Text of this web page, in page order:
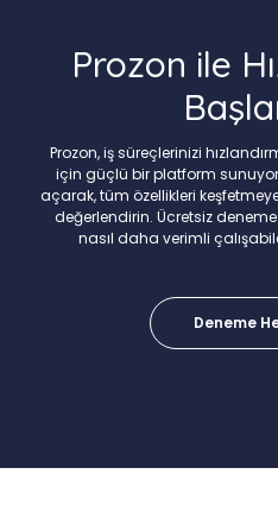
Prozon ile
Prozon, iş süreçlerinizi
için güçlü bir platform
açarak, tüm özellikleri
değerlendirin. Ücretsiz
nasıl daha verimli
Deneme